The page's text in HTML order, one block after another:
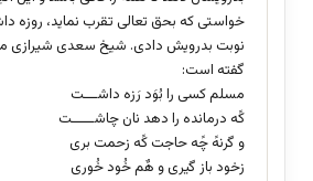
خواستی که بحق تعالی تقرب نماید، روزه
نوبت بدرویش دادی. شیخ سعدی شیرازی
گفته است:
مسلم کسی را بُوَد رَزه داشـــت
کًه درمانده را دهد نان چاشـــــت
و گرنهً چًه حاجت کًه زحمت بری
زخود باز گیری و هٌم خُود خُوری